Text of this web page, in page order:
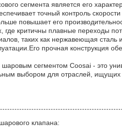
сегмента является его
точный контроль
повышает его
где критичны плавные переходы
таких как нержавеющая
прочная конструкция
шаровым сегментом Coosai - это
выбором для отраслей, ищущих
клапана: